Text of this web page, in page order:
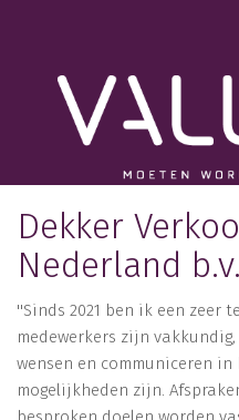
Dekker
Nederland b.v.
''Sinds 2021 ben ik een zeer
medewerkers zijn
wensen en communiceren
mogelijkheden zijn.